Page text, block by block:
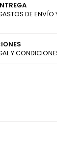
DE ENVÍO
Y